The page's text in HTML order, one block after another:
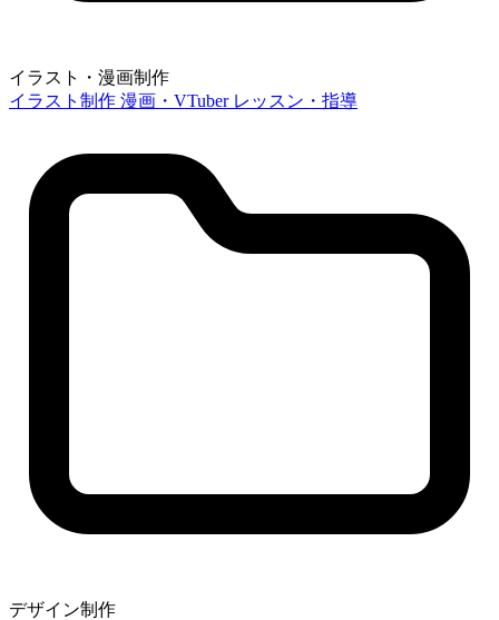
イラスト・漫画制作
イラスト制作 漫画・VTuber レッスン・指導
デザイン制作